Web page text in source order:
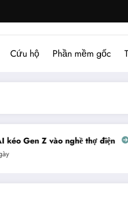
Cứu hộ Phần mềm gốc
Gen Z vào nghề thợ điện